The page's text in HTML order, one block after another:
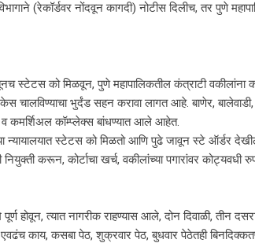
(रेकॉर्डवर नोंदवून कागदी) नोटीस दिलीच, तर पुणे
स्टेटस को मिळवून, पुणे महापालिकतील कंत्राटी
केस चालविण्याचा भुर्दंड सहन करावा लागत आहे. बाणेर,
व कमर्शिअल कॉम्प्लेक्स बांधण्यात आले आहेत.
न्यायालयात स्टेटस को मिळतो आणि पुढे जावून स्टे ऑर्डर
नियुक्ती करून, कोर्टाचा खर्च, वकीलांच्या पगारांवर
पूर्ण होवून, त्यात नागरीक राहण्यास आले, दोन दिवाळी, तीन
काय, कसबा पेठ, शुक्रवार पेठ, बुधवार पेठेतही